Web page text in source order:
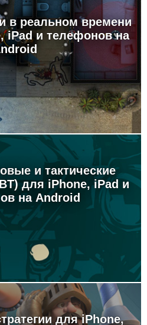
в реальном времени
iPad и телефонов на
и тактические
для iPhone, iPad и
на Android
для iPhone,